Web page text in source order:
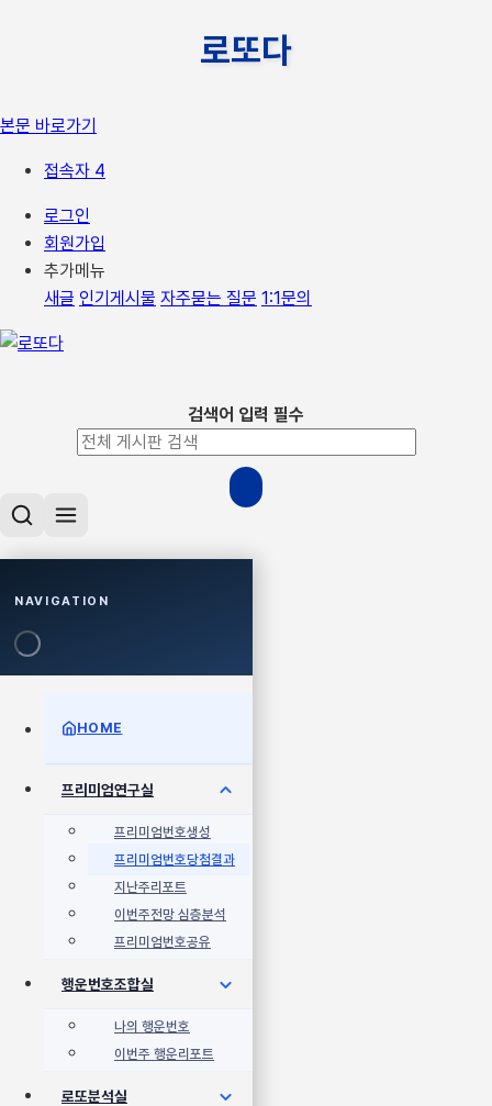
로또다
본문 바로가기
접속자 4
로그인
회원가입
추가메뉴
새글 인기게시물 자주묻는 질문 1:1문의
검색어 입력 필수
NAVIGATION
HOME
프리미엄연구실
프리미엄번호생성
프리미엄번호당첨결과
지난주리포트
이번주전망 심층분석
프리미엄번호공유
행운번호조합실
나의 행운번호
이번주 행운리포트
로또분석실